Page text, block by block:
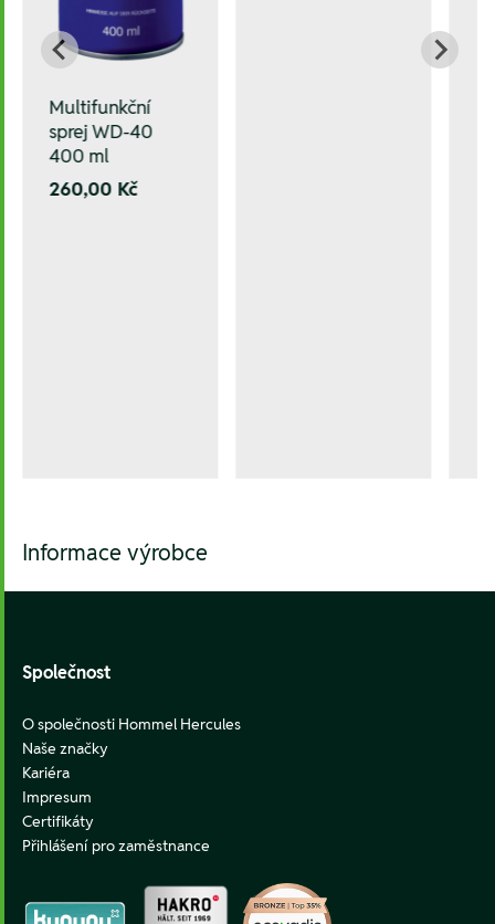
Multifunkční
sprej WD-40
400 ml
260,00 Kč
Informace výrobce
Společnost
O společnosti Hommel Hercules
Naše značky
Kariéra
Impresum
Certifikáty
Přihlášení pro zaměstnance